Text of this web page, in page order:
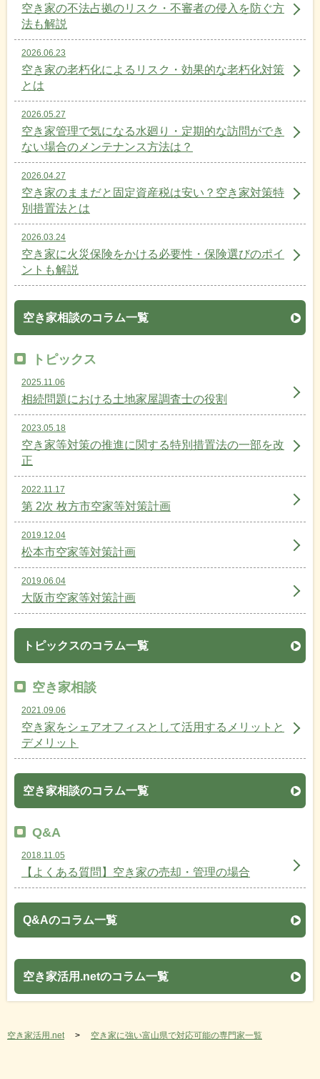
空き家の不法占拠のリスク・不審者の侵入を防ぐ方
法も解説
2026.06.23
空き家の老朽化によるリスク・効果的な老朽化対策
とは
2026.05.27
空き家管理で気になる水廻り・定期的な訪問ができ
ない場合のメンテナンス方法は？
2026.04.27
空き家のままだと固定資産税は安い？空き家対策特
別措置法とは
2026.03.24
空き家に火災保険をかける必要性・保険選びのポイ
ントも解説
空き家相談のコラム一覧
トピックス
2025.11.06
相続問題における土地家屋調査士の役割
2023.05.18
空き家等対策の推進に関する特別措置法の一部を改
正
2022.11.17
第 2次 枚方市空家等対策計画
2019.12.04
松本市空家等対策計画
2019.06.04
大阪市空家等対策計画
トピックスのコラム一覧
空き家相談
2021.09.06
空き家をシェアオフィスとして活用するメリットと
デメリット
空き家相談のコラム一覧
Q&A
2018.11.05
【よくある質問】空き家の売却・管理の場合
Q&Aのコラム一覧
空き家活用.netのコラム一覧
空き家活用.net 空き家に強い富山県で対応可能の専門家一覧